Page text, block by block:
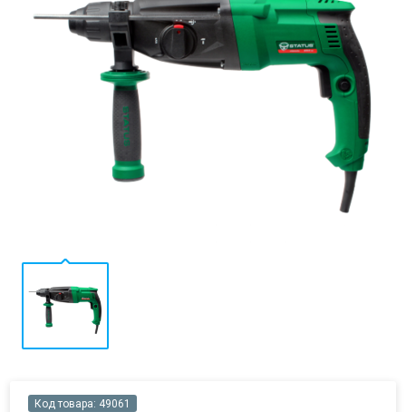
Код товара: 49061